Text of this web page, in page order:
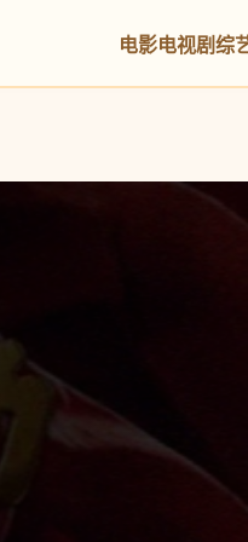
电影电视剧综